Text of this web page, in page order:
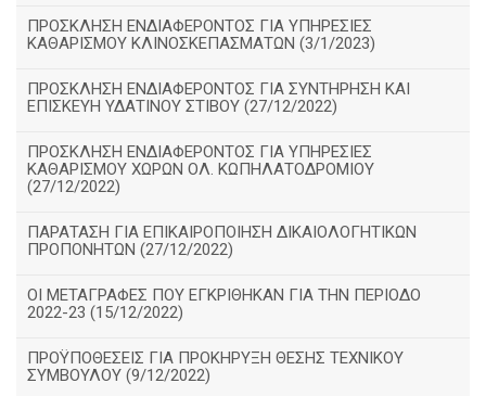
ΠΡΟΣΚΛΗΣΗ ΕΝΔΙΑΦΕΡΟΝΤΟΣ ΓΙΑ ΥΠΗΡΕΣΙΕΣ
ΚΑΘΑΡΙΣΜΟΥ ΚΛΙΝΟΣΚΕΠΑΣΜΑΤΩΝ (3/1/2023)
ΠΡΟΣΚΛΗΣΗ ΕΝΔΙΑΦΕΡΟΝΤΟΣ ΓΙΑ ΣΥΝΤΗΡΗΣΗ ΚΑΙ
ΕΠΙΣΚΕΥΗ ΥΔΑΤΙΝΟΥ ΣΤΙΒΟΥ (27/12/2022)
ΠΡΟΣΚΛΗΣΗ ΕΝΔΙΑΦΕΡΟΝΤΟΣ ΓΙΑ ΥΠΗΡΕΣΙΕΣ
ΚΑΘΑΡΙΣΜΟΥ ΧΩΡΩΝ ΟΛ. ΚΩΠΗΛΑΤΟΔΡΟΜΙΟΥ
(27/12/2022)
ΠΑΡΑΤΑΣΗ ΓΙΑ ΕΠΙΚΑΙΡΟΠΟΙΗΣΗ ΔΙΚΑΙΟΛΟΓΗΤΙΚΩΝ
ΠΡΟΠΟΝΗΤΩΝ (27/12/2022)
ΟΙ ΜΕΤΑΓΡΑΦΕΣ ΠΟΥ ΕΓΚΡΙΘΗΚΑΝ ΓΙΑ ΤΗΝ ΠΕΡΙΟΔΟ
2022-23 (15/12/2022)
ΠΡΟΫΠΟΘΕΣΕΙΣ ΓΙΑ ΠΡΟΚΗΡΥΞΗ ΘΕΣΗΣ ΤΕΧΝΙΚΟΥ
ΣΥΜΒΟΥΛΟΥ (9/12/2022)